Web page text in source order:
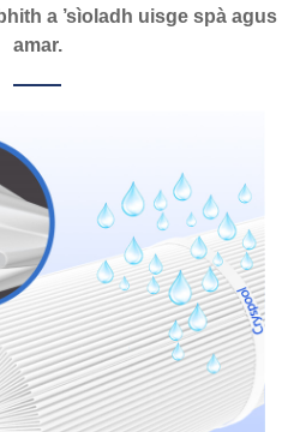
a ’sìoladh uisge spà agus
amar.